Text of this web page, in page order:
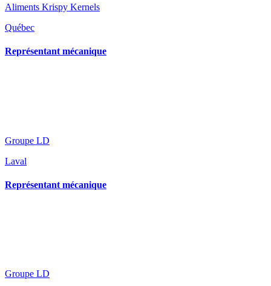
Aliments Krispy Kernels
Québec
Représentant mécanique
Groupe LD
Laval
Représentant mécanique
Groupe LD